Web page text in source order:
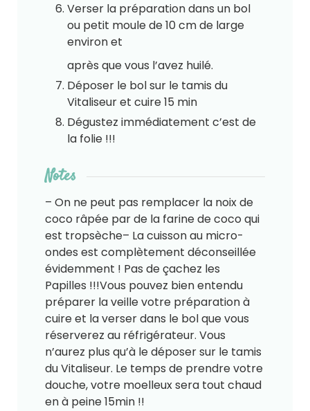
Verser la préparation dans un bol
ou petit moule de 10 cm de large
environ et
après que vous l’avez huilé.
Déposer le bol sur le tamis du
Vitaliseur et cuire 15 min
Dégustez immédiatement c’est de
la folie !!!
Notes
– On ne peut pas remplacer la noix de
coco râpée par de la farine de coco qui
est tropsèche– La cuisson au micro-
ondes est complètement déconseillée
évidemment ! Pas de çachez les
Papilles !!!Vous pouvez bien entendu
préparer la veille votre préparation à
cuire et la verser dans le bol que vous
réserverez au réfrigérateur. Vous
n’aurez plus qu’à le déposer sur le tamis
du Vitaliseur. Le temps de prendre votre
douche, votre moelleux sera tout chaud
en à peine 15min !!